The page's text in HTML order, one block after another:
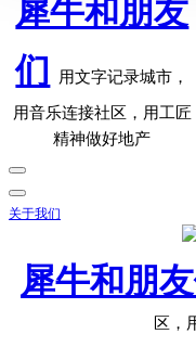
犀牛和朋友
们 用文字记录城市，
用音乐连接社区，用工匠
精神做好地产
关于我们
犀牛和朋
区，